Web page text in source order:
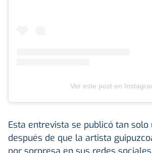
Ver este post en
Esta entrevista se publicó tan solo
después de que la artista